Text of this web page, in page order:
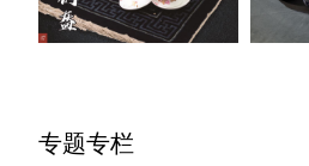
专题专栏